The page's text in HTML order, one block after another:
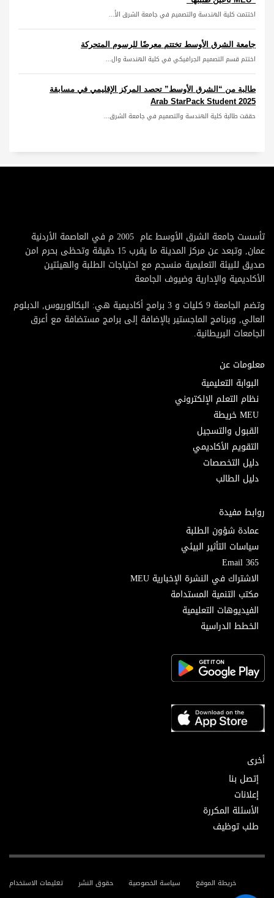
اختتمت كلية الهندسة والتصميم في جامعة الشرق الأ...
جامعة الشرق الأوسط تختتم معرضًا للرسوم المتحركة
اختتم قسم التصميم الجرافيكي في كلية الهندسة وال...
طالبة من “الشرق الأوسط” تحصد المركز الإقليمي في مسابقة
Arab StarPack Student 2025
حققت طالبة كلية الهندسة والتصميم في جامعة الشرق...
تأسست جامعة الشرق الأوسط عام 2005 م في العاصمة الأردنية
عمان, وتبعد عن مركز المدينة ما يقرب 15 دقيقة وتحظى بحرم امن
صديق للبيئة التعليمية منسجم مع احتياجات الطلبة والهيئتين
الأكاديمية والإدارية وضيوف الجامعة
وتضم الجامعة 9 كليات و 3 برامج أكاديمية هي: البكالوريوس, الدبلوم
العالي, وبرنامج الماجستير بالإضافة إلى برامج مستضافة مع أعرق
الجامعات البريطانية.
معلومات عن
البوابة التعليمية
نظام التعلم الإلكتروني
MEU خريطة
القبول والتسجيل
التقويم الأكاديمي
دليل التخصصات
دليل الطالب
روابط مفيدة
عمادة شؤون الطلبة
سياسات التأثير البيئي
Email 365
الاشتراك في النشرة الإخبارية MEU
مكتب التنمية المستدامة
الفيديوهات التعليمية
الخطط الدراسية
أخرى
إتصل بنا
إعلانات
الأسئلة المكررة
طلب توظيف
تعليمات الاستخدام حقوق النشر سياسة الخصوصية خريطة الموقع